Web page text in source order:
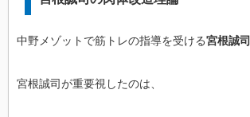
中野メゾットで筋トレの指導を受ける宮根誠司
宮根誠司が重要視したのは、